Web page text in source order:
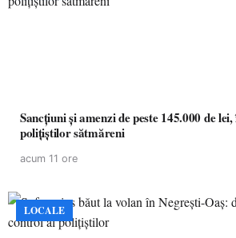
Sancțiuni și amenzi de peste 145.000 de
polițiștilor sătmăreni
acum 11 ore
LOCALE